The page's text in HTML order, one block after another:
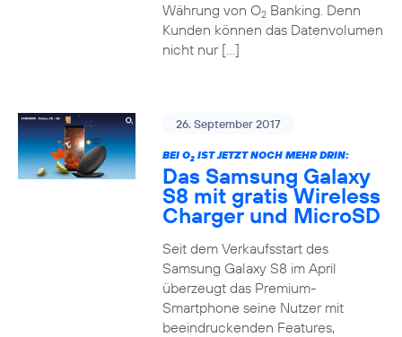
Währung von O2Banking. Denn
Kunden können das Datenvolumen
nicht nur […]
26. September 2017
BEI O2IST JETZT NOCH MEHR DRIN:
Das Samsung Galaxy
S8 mit gratis Wireless
Charger und MicroSD
Seit dem Verkaufsstart des
Samsung Galaxy S8 im April
überzeugt das Premium-
Smartphone seine Nutzer mit
beeindruckenden Features,